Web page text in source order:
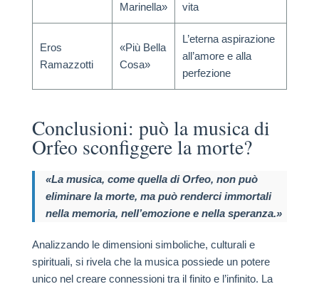
Marinella»
vita
Eros
Ramazzotti
«Più Bella
Cosa»
L’eterna aspirazione
all’amore e alla
perfezione
Conclusioni: può la musica di
Orfeo sconfiggere la morte?
«La musica, come quella di Orfeo, non può
eliminare la morte, ma può renderci immortali
nella memoria, nell’emozione e nella speranza.»
Analizzando le dimensioni simboliche, culturali e
spirituali, si rivela che la musica possiede un potere
unico nel creare connessioni tra il finito e l’infinito. La